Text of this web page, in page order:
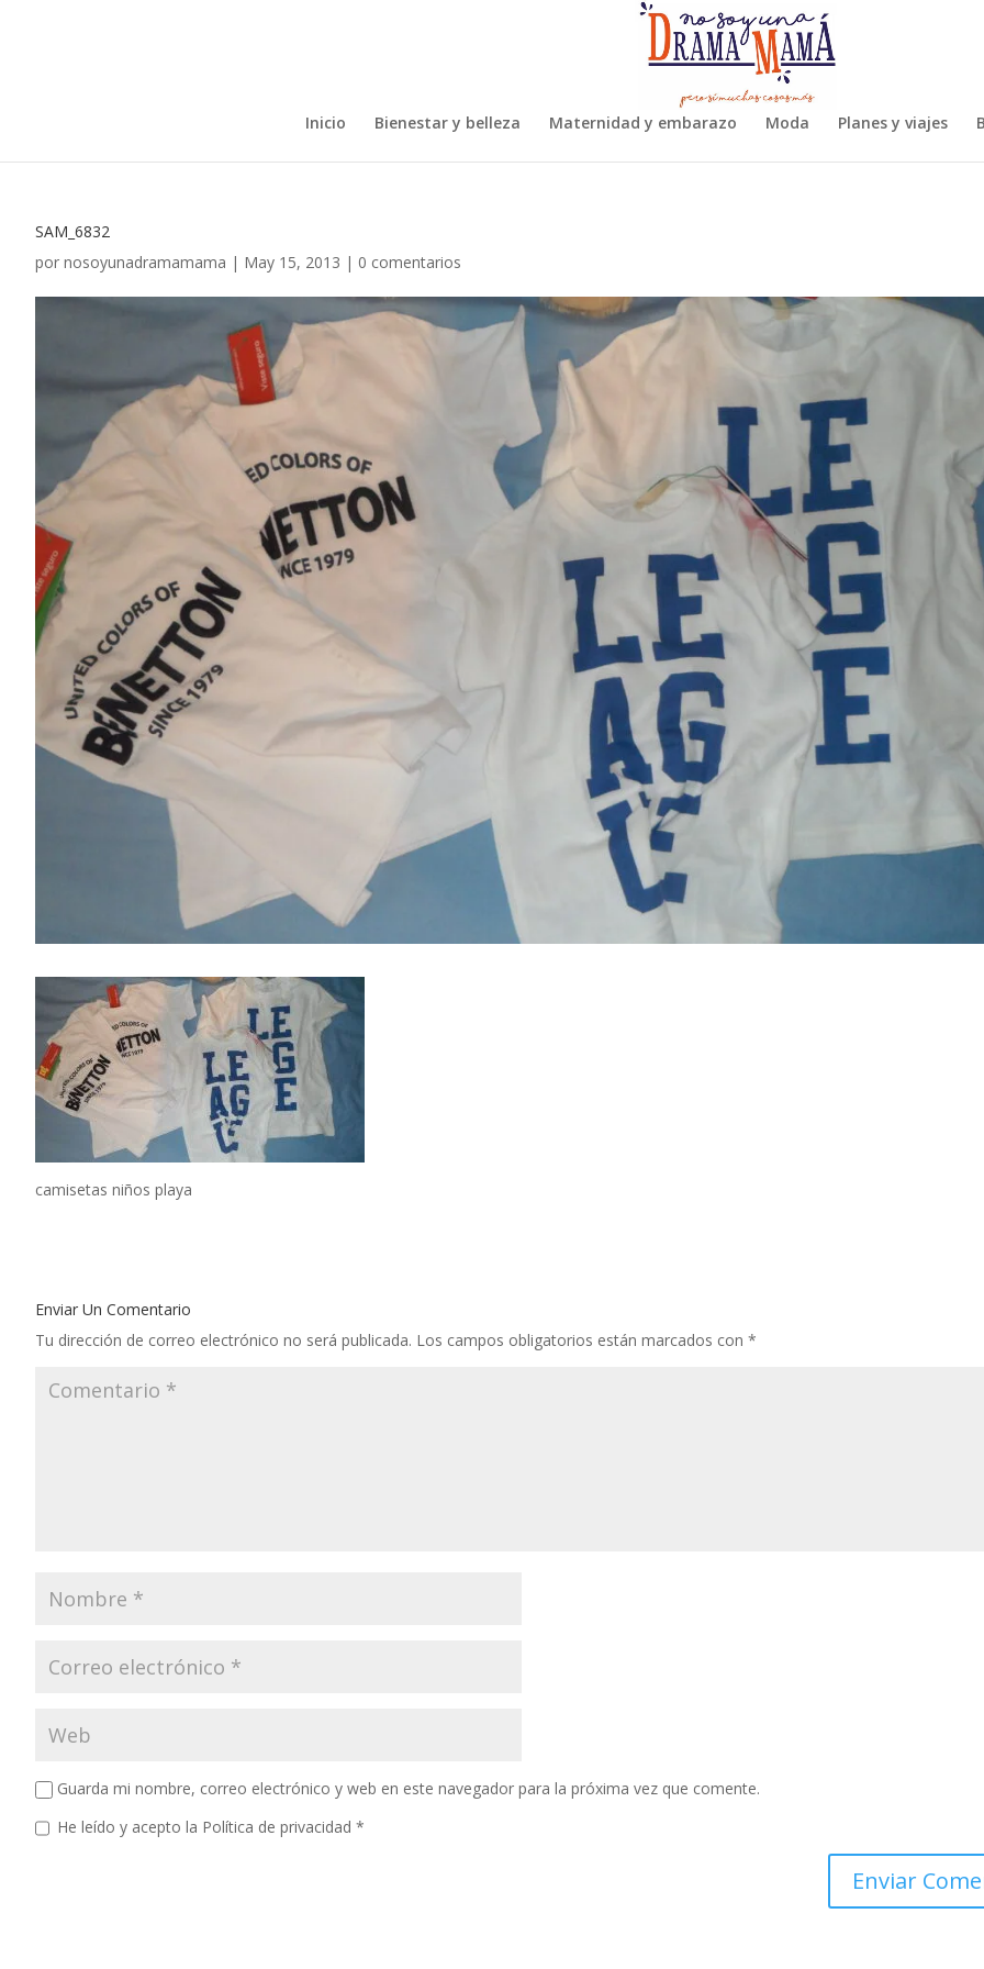
Inicio Bienestar y belleza Maternidad y embarazo Moda Planes y viajes
SAM_6832
por nosoyunadramamama | May 15, 2013 | 0 comentarios
camisetas niños playa
Enviar Un Comentario
Tu dirección de correo electrónico no será publicada. Los campos obligatorios están marcados con *
Guarda mi nombre, correo electrónico y web en este navegador para la próxima vez que comente.
He leído y acepto la Política de privacidad *